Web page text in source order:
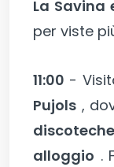
La Savina
per viste
11:00 -
Pujols ,
alloggio .